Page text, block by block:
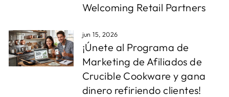
Welcoming Retail Partners
jun 15, 2026
¡Únete al Programa de
Marketing de Afiliados de
Crucible Cookware y gana
dinero refiriendo clientes!